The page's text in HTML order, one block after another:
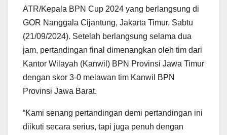
ATR/Kepala BPN Cup 2024 yang berlangsung di
GOR Nanggala Cijantung, Jakarta Timur, Sabtu
(21/09/2024). Setelah berlangsung selama dua
jam, pertandingan final dimenangkan oleh tim dari
Kantor Wilayah (Kanwil) BPN Provinsi Jawa Timur
dengan skor 3-0 melawan tim Kanwil BPN
Provinsi Jawa Barat.
“Kami senang pertandingan demi pertandingan ini
diikuti secara serius, tapi juga penuh dengan